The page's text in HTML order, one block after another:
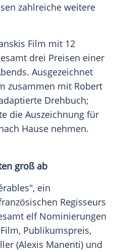
zahlreiche weitere
Film mit 12
drei Preisen einer
Ausgezeichnet
zusammen mit Robert
Drehbuch;
die Auszeichnung für
Hause nehmen.
groß ab
", ein
Regisseurs
elf Nominierungen
Publikumspreis,
(Alexis Manenti) und